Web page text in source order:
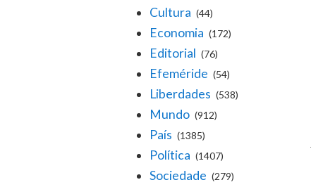
Cultura (44)
Economia (172)
Editorial (76)
Efeméride (54)
Liberdades (538)
Mundo (912)
País (1385)
Política (1407)
Sociedade (279)